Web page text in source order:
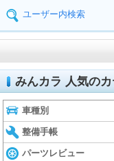
ユーザー内検索
みんカラ 人気のカ
車種別
整備手帳
パーツレビュー